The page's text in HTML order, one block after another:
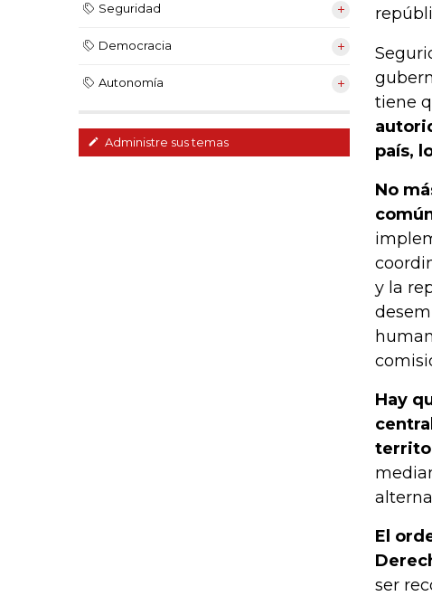
Seguridad
Democracia
Autonomía
Administre sus temas
tiene
país,
No
y la
Hay
El
ser